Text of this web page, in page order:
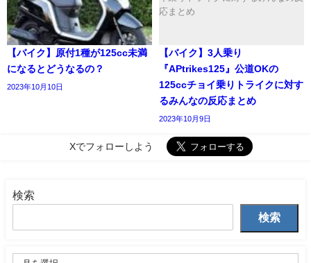
【バイク】原付1種が125cc未満
になるとどうなるの？
2023年10月10日
【バイク】3人乗り
『APtrikes125』公道OKの
125ccチョイ乗りトライクに対す
るみんなの反応まとめ
2023年10月9日
Xでフォローしよう
検索
検索